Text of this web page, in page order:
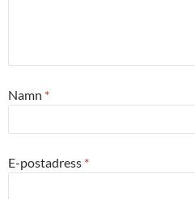
Namn *
E-postadress *